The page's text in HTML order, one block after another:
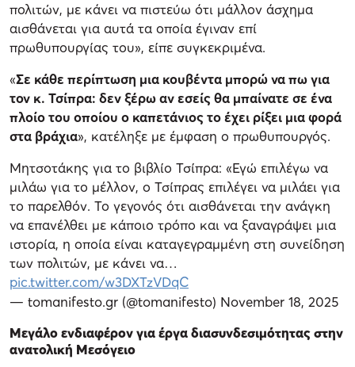
πολιτών, με κάνει να πιστεύω ότι μάλλον άσχημα
αισθάνεται για αυτά τα οποία έγιναν επί
πρωθυπουργίας του», είπε συγκεκριμένα.
«Σε κάθε περίπτωση μια κουβέντα μπορώ να πω για
τον κ. Τσίπρα: δεν ξέρω αν εσείς θα μπαίνατε σε ένα
πλοίο του οποίου ο καπετάνιος το έχει ρίξει μια φορά
στα βράχια», κατέληξε με έμφαση ο πρωθυπουργός.
Μητσοτάκης για το βιβλίο Τσίπρα: «Εγώ επιλέγω να
μιλάω για το μέλλον, ο Τσίπρας επιλέγει να μιλάει για
το παρελθόν. Το γεγονός ότι αισθάνεται την ανάγκη
να επανέλθει με κάποιο τρόπο και να ξαναγράψει μια
ιστορία, η οποία είναι καταγεγραμμένη στη συνείδηση
των πολιτών, με κάνει να…
pic.twitter.com/w3DXTzVDqC
— tomanifesto.gr (@tomanifesto) November 18, 2025
Μεγάλο ενδιαφέρον για έργα διασυνδεσιμότητας στην
ανατολική Μεσόγειο